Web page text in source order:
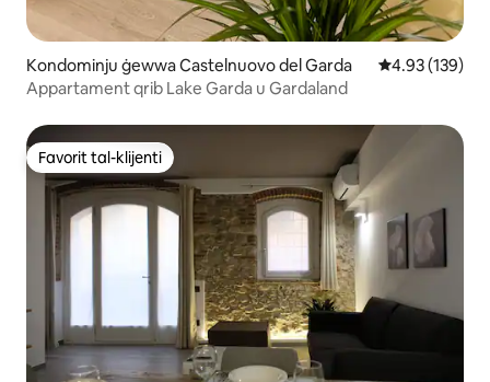
Kondominju ġewwa Castelnuovo del Garda Rating medju
4.93 (139)
Appartament qrib Lake Garda u Gardaland
Favorit tal-klijenti
Favorit tal-klijenti